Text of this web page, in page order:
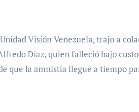
Visión Venezuela, trajo a
Díaz, quien falleció bajo
que la amnistía llegue a tiempo